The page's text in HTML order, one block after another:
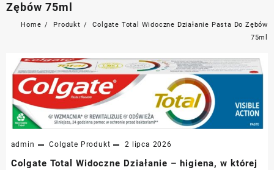
Zębów 75ml
Home Produkt
Colgate Total Widoczne Działanie Pasta Do Zębów
75ml
admin Colgate Produkt 2 lipca 2026
Colgate Total Widoczne Działanie – higiena, w której